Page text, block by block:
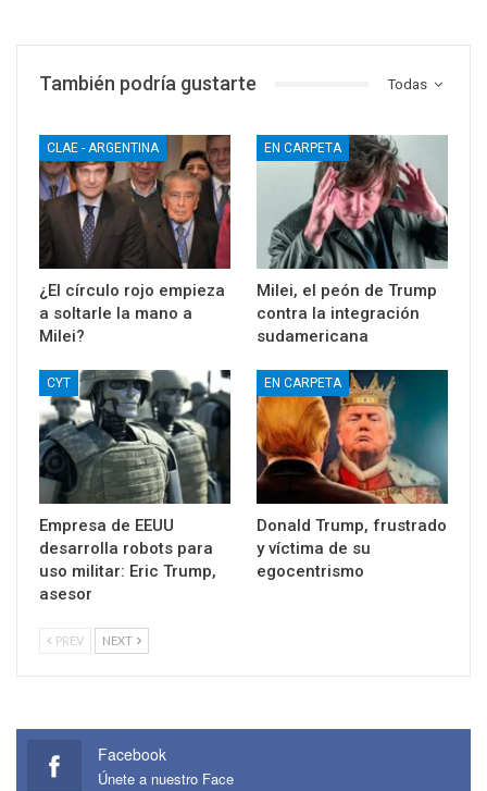
Todas
También podría gustarte
CLAE - ARGENTINA
¿El círculo rojo empieza
a soltarle la mano a
Milei?
EN CARPETA
Milei, el peón de Trump
contra la integración
sudamericana
CYT
Empresa de EEUU
desarrolla robots para
uso militar: Eric Trump,
asesor
EN CARPETA
Donald Trump, frustrado
y víctima de su
egocentrismo
PREV NEXT
Facebook
Únete a nuestro Face